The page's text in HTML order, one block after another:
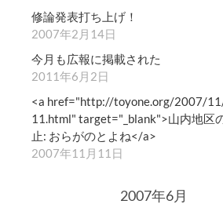
修論発表打ち上げ！
2007年2月14日
今月も広報に掲載された
2011年6月2日
<a href="http://toyone.org/2007/
11.html" target="_blank">山内地区
止: おらがのとよね</a>
2007年11月11日
2007年6月